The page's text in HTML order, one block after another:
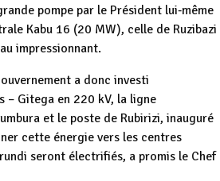
pompe par le Président lui‑même
Kabu 16 (20 MW), celle de Ruzibazi
impressionnant.
a donc investi
– Gitega en 220 kV, la ligne
et le poste de Rubirizi, inauguré
cette énergie vers les centres
seront électrifiés, a promis le Chef